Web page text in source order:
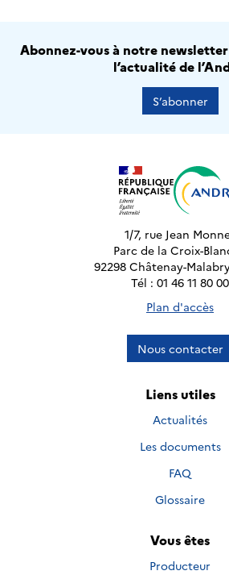
Abonnez-vous à notre
l’actualité de
S’abonner
1/7, rue Jean
Parc de la Croix-
92298 Châtenay-
Tél : 01 46 11 80 00
Plan d'accès
Nous contacter
Liens utiles
Actualités
Les documents
FAQ
Glossaire
Vous êtes
Producteur